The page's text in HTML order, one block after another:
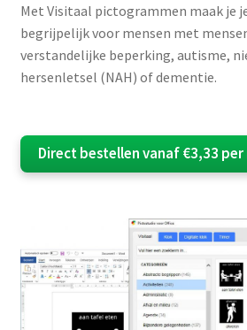
Met Visitaal pictogrammen maak je
begrijpelijk voor mensen met
verstandelijke beperking, autisme,
hersenletsel (NAH) of dementie.
Direct bestellen vanaf €3,33 per